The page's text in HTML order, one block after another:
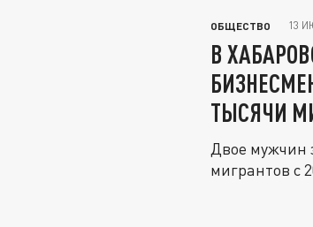
ОБЩЕСТВО 13
В
ТЫСЯЧИ
Двое мужчин
мигрантов с